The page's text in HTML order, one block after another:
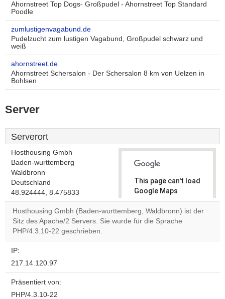
Ahornstreet Top Dogs- Großpudel - Ahornstreet Top Standard
Poodle
zumlustigenvagabund.de
Pudelzucht zum lustigen Vagabund, Großpudel schwarz und
weiß
ahornstreet.de
Ahornstreet Schersalon - Der Schersalon 8 km von Uelzen in
Bohlsen
Server
Serverort
Hosthousing Gmbh
Baden-wurttemberg
Waldbronn
Deutschland
48.924444, 8.475833
This page can't load
Google Maps
correctly.
Do you
Hosthousing Gmbh (Baden-wurttemberg, Waldbronn) ist der
Sitz des Apache/2 Servers. Sie wurde für die Sprache
PHP/4.3.10-22 geschrieben.
IP:
217.14.120.97
Präsentiert von:
PHP/4.3.10-22